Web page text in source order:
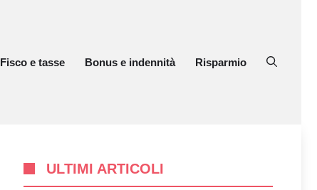
Fisco e tasse Bonus e indennità Risparmio
ULTIMI ARTICOLI